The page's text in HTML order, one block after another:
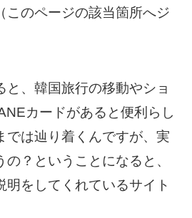
このページの該当箇所へジ
と、韓国旅行の移動やショ
カードがあると便利らし
では辿り着くんですが、実
？ということになると、
明をしてくれているサイト